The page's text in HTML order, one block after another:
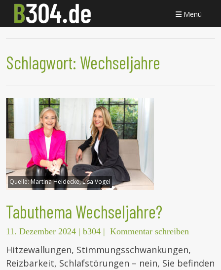
Menü
Schlagwort: Wechseljahre
Quelle:Martina Heidecke, Lisa Vogel
Tabuthema Wechseljahre?
11. Dezember 2024 | b304 | Kommentar schreiben
Hitzewallungen, Stimmungsschwankungen,
Reizbarkeit, Schlafstörungen – nein, Sie befinden